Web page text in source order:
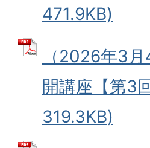
471.9KB)
（2026年3
開講座【第3
319.3KB)